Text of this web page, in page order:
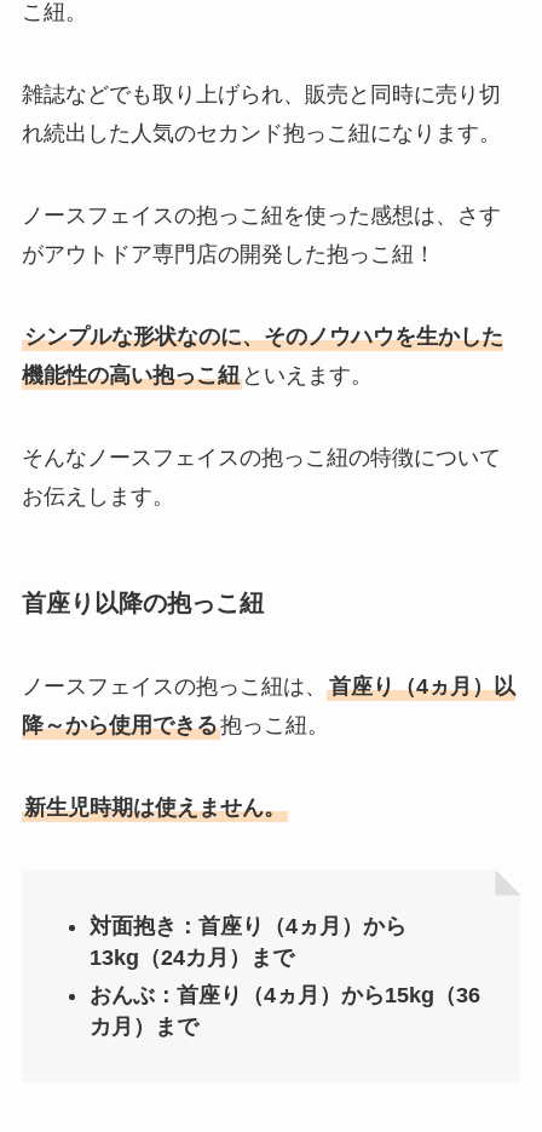
こ紐。
雑誌などでも取り上げられ、販売と同時に売り切
れ続出した人気のセカンド抱っこ紐になります。
ノースフェイスの抱っこ紐を使った感想は、さす
がアウトドア専門店の開発した抱っこ紐！
シンプルな形状なのに、そのノウハウを生かした
機能性の高い抱っこ紐といえます。
そんなノースフェイスの抱っこ紐の特徴について
お伝えします。
首座り以降の抱っこ紐
ノースフェイスの抱っこ紐は、 首座り（4ヵ月）以
降～から使用できる抱っこ紐。
新生児時期は使えません。
対面抱き：首座り（4ヵ月）から
13kg（24カ月）まで
おんぶ：首座り（4ヵ月）から15kg（36
カ月）まで